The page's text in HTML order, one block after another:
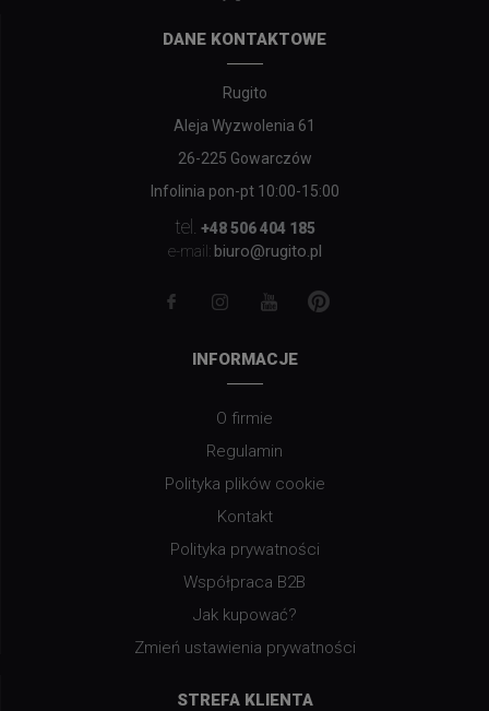
DANE KONTAKTOWE
Rugito
Aleja Wyzwolenia 61
26-225 Gowarczów
Infolinia pon-pt 10:00-15:00
tel.
+48 506 404 185
e-mail: biuro@rugito.pl
INFORMACJE
O firmie
Regulamin
Polityka plików cookie
Kontakt
Polityka prywatności
Współpraca B2B
Jak kupować?
Zmień ustawienia prywatności
STREFA KLIENTA